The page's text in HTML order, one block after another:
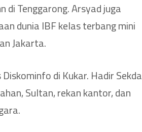
di Tenggarong. Arsyad juga
dunia IBF kelas terbang mini
Jakarta.
di Kukar. Hadir Sekda
Sultan, rekan kantor, dan